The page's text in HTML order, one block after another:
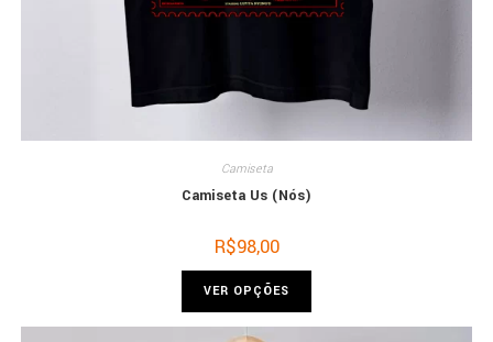
Camiseta
Camiseta Us (Nós)
R$98,00
VER OPÇÕES